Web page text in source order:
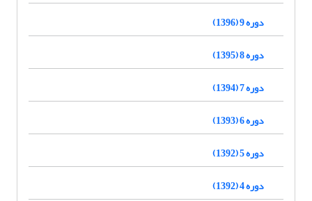
دوره 9 (1396)
دوره 8 (1395)
دوره 7 (1394)
دوره 6 (1393)
دوره 5 (1392)
دوره 4 (1392)